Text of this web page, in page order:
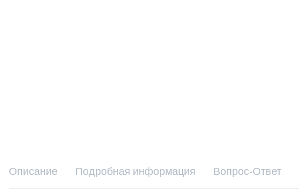
Описание Подробная информация Вопрос-Ответ